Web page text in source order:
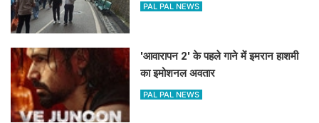
PAL PAL NEWS
'आवारापन 2' के पहले गाने में इमरान हाशमी
का इमोशनल अवतार
PAL PAL NEWS